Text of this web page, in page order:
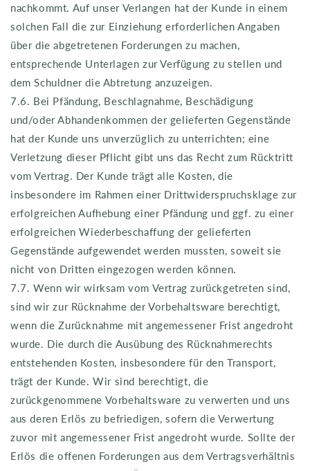
nachkommt. Auf unser Verlangen hat der Kunde in einem
solchen Fall die zur Einziehung erforderlichen Angaben
über die abgetretenen Forderungen zu machen,
entsprechende Unterlagen zur Verfügung zu stellen und
dem Schuldner die Abtretung anzuzeigen.
7.6. Bei Pfändung, Beschlagnahme, Beschädigung
und/oder Abhandenkommen der gelieferten Gegenstände
hat der Kunde uns unverzüglich zu unterrichten; eine
Verletzung dieser Pflicht gibt uns das Recht zum Rücktritt
vom Vertrag. Der Kunde trägt alle Kosten, die
insbesondere im Rahmen einer Drittwiderspruchsklage zur
erfolgreichen Aufhebung einer Pfändung und ggf. zu einer
erfolgreichen Wiederbeschaffung der gelieferten
Gegenstände aufgewendet werden mussten, soweit sie
nicht von Dritten eingezogen werden können.
7.7. Wenn wir wirksam vom Vertrag zurückgetreten sind,
sind wir zur Rücknahme der Vorbehaltsware berechtigt,
wenn die Zurücknahme mit angemessener Frist angedroht
wurde. Die durch die Ausübung des Rücknahmerechts
entstehenden Kosten, insbesondere für den Transport,
trägt der Kunde. Wir sind berechtigt, die
zurückgenommene Vorbehaltsware zu verwerten und uns
aus deren Erlös zu befriedigen, sofern die Verwertung
zuvor mit angemessener Frist angedroht wurde. Sollte der
Erlös die offenen Forderungen aus dem Vertragsverhältnis